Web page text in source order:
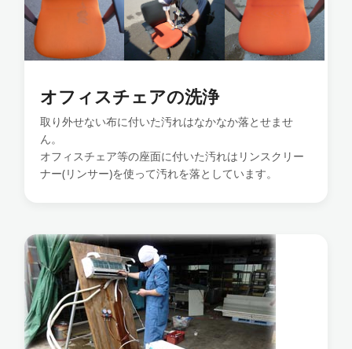
オフィスチェアの洗浄
取り外せない布に付いた汚れはなかなか落とせませ
ん。
オフィスチェア等の座面に付いた汚れはリンスクリー
ナー(リンサー)を使って汚れを落としています。